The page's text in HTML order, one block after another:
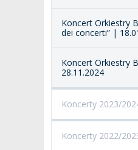
MAGNUS IN DOCTRINA
ORKIESTRY
DOSTĘPNOŚĆ
Koncert Orkiestry
dei concerti” |
Koncert Orkiestry
28.11.2024
Koncerty 2023/
Koncerty 2022/